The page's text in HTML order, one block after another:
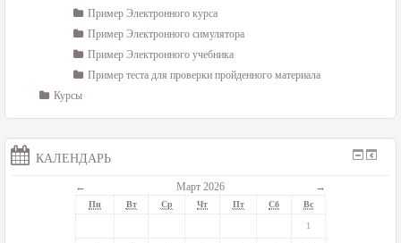
Пример Электронного курса
Пример Электронного симулятора
Пример Электронного учебника
Пример теста для проверки пройденного материала
Курсы
КАЛЕНДАРЬ
← Март 2026 →
Пн Вт Ср Чт Пт Сб Вс
1